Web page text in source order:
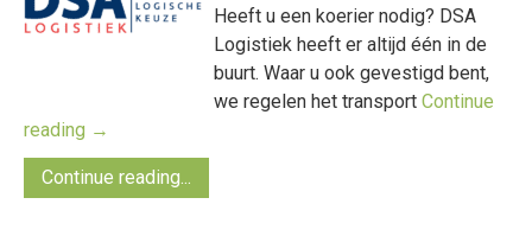
Heeft u een koerier nodig? DSA
Logistiek heeft er altijd één in de
buurt. Waar u ook gevestigd bent,
we regelen het transport Continue
reading →
Continue reading...